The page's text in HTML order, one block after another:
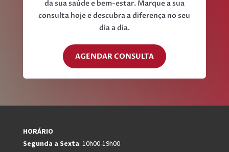
da sua saúde e bem-estar. Marque a sua
consulta hoje e descubra a diferença no seu
dia a dia.
AGENDAR CONSULTA
HORÁRIO
Segunda a Sexta: 10h00-19h00